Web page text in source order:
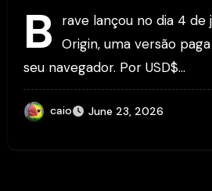
B
rave lançou no dia 4 de
Origin, uma versão
seu navegador. Por USD$…
caio June 23, 2026